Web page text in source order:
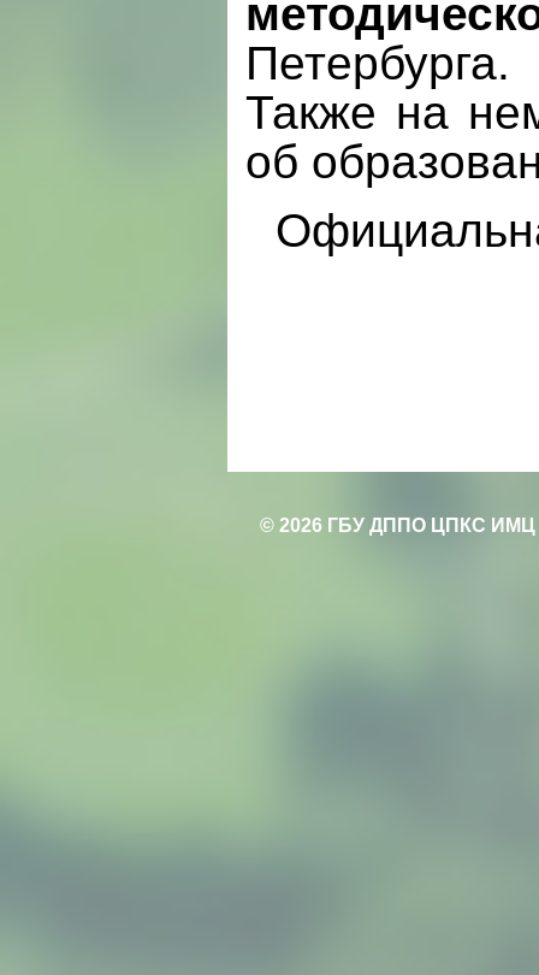
Петербурга.
Также на
об
© 2026 ГБУ ДППО ЦПКС ИМЦ